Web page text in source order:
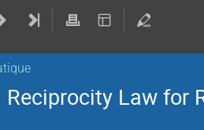
Reciprocity Law for